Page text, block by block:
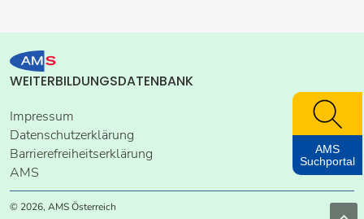
WEITERBILDUNGSDATENBANK
Impressum
Datenschutzerklärung
Barrierefreiheitserklärung
AMS
© 2026, AMS Österreich
AMS
Suchportal